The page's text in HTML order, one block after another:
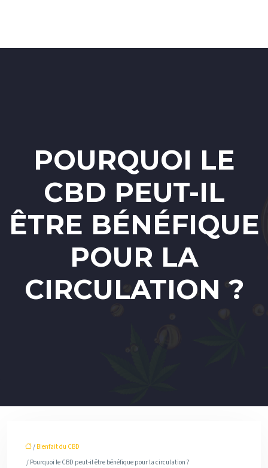
POURQUOI LE
CBD PEUT-IL
ÊTRE BÉNÉFIQUE
POUR LA
CIRCULATION ?
/ Bienfait du CBD
/ Pourquoi le CBD peut-il être bénéfique pour la circulation ?